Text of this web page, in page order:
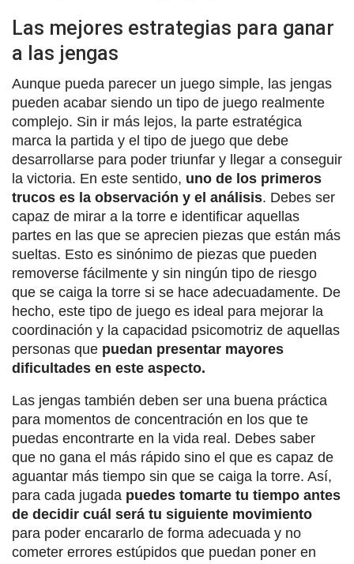
Las mejores estrategias para ganar
a las jengas
Aunque pueda parecer un juego simple, las jengas
pueden acabar siendo un tipo de juego realmente
complejo. Sin ir más lejos, la parte estratégica
marca la partida y el tipo de juego que debe
desarrollarse para poder triunfar y llegar a conseguir
la victoria. En este sentido, uno de los primeros
trucos es la observación y el análisis. Debes ser
capaz de mirar a la torre e identificar aquellas
partes en las que se aprecien piezas que están más
sueltas. Esto es sinónimo de piezas que pueden
removerse fácilmente y sin ningún tipo de riesgo
que se caiga la torre si se hace adecuadamente. De
hecho, este tipo de juego es ideal para mejorar la
coordinación y la capacidad psicomotriz de aquellas
personas que puedan presentar mayores
dificultades en este aspecto.
Las jengas también deben ser una buena práctica
para momentos de concentración en los que te
puedas encontrarte en la vida real. Debes saber
que no gana el más rápido sino el que es capaz de
aguantar más tiempo sin que se caiga la torre. Así,
para cada jugada puedes tomarte tu tiempo antes
de decidir cuál será tu siguiente movimiento
para poder encararlo de forma adecuada y no
cometer errores estúpidos que puedan poner en